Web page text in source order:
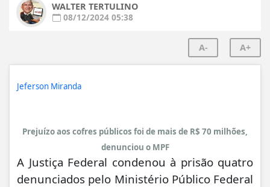
WALTER TERTULINO
08/12/2024 05:38
A- A+
Jeferson Miranda
Prejuízo aos cofres públicos foi de mais de R$ 70 milhões,
denunciou o MPF
A Justiça Federal condenou à prisão quatro
denunciados pelo Ministério Público Federal